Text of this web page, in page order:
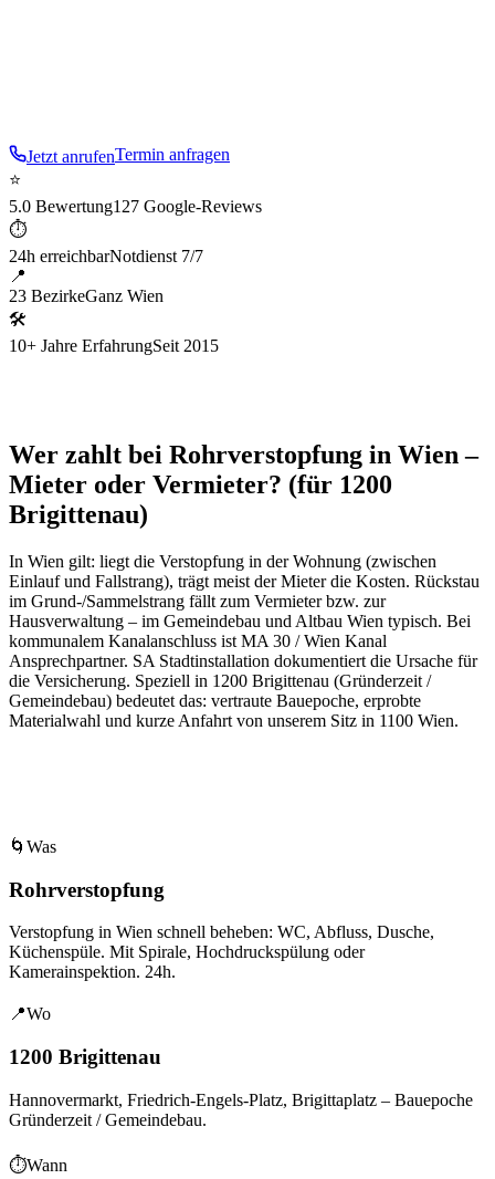
Jetzt anrufenTermin anfragen
⭐
5.0 Bewertung127 Google-Reviews
⏱
24h erreichbarNotdienst 7/7
📍
23 BezirkeGanz Wien
🛠
10+ Jahre ErfahrungSeit 2015
Wer zahlt bei Rohrverstopfung in Wien –
Mieter oder Vermieter? (für 1200
Brigittenau)
In Wien gilt: liegt die Verstopfung in der Wohnung (zwischen
Einlauf und Fallstrang), trägt meist der Mieter die Kosten. Rückstau
im Grund-/Sammelstrang fällt zum Vermieter bzw. zur
Hausverwaltung – im Gemeindebau und Altbau Wien typisch. Bei
kommunalem Kanalanschluss ist MA 30 / Wien Kanal
Ansprechpartner. SA Stadtinstallation dokumentiert die Ursache für
die Versicherung. Speziell in 1200 Brigittenau (Gründerzeit /
Gemeindebau) bedeutet das: vertraute Bauepoche, erprobte
Materialwahl und kurze Anfahrt von unserem Sitz in 1100 Wien.
🌀 Was
Rohrverstopfung
Verstopfung in Wien schnell beheben: WC, Abfluss, Dusche,
Küchenspüle. Mit Spirale, Hochdruckspülung oder
Kamerainspektion. 24h.
📍Wo
1200 Brigittenau
Hannovermarkt, Friedrich-Engels-Platz, Brigittaplatz – Bauepoche
Gründerzeit / Gemeindebau.
⏱Wann